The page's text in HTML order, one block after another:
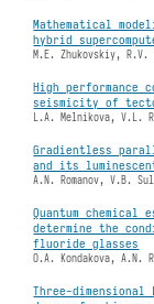
Mathematical
hybrid
M.E. Zhukovskiy, R.V.
High performance
seismicity of
L.A. Melnikova, V.L.
Gradientless
and its
A.N. Romanov, V.B.
Quantum
determine the
fluoride glasses
O.A. Kondakova, A.N.
Three-